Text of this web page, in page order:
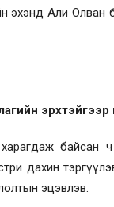
эхэнд Али Олван
харагдаж байсан
дахин
эцэвлэв.